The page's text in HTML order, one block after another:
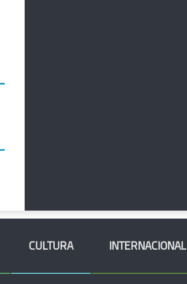
CULTURA INTERNACIONAL